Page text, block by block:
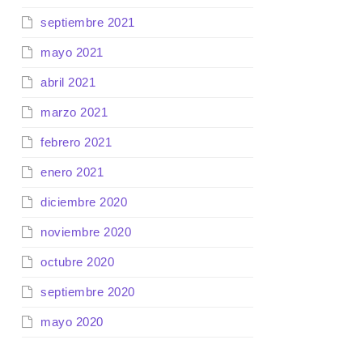
septiembre 2021
mayo 2021
abril 2021
marzo 2021
febrero 2021
enero 2021
diciembre 2020
noviembre 2020
octubre 2020
septiembre 2020
mayo 2020